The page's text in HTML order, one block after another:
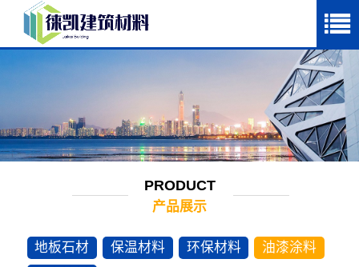
PRODUCT
产品展示
地板石材 保温材料 环保材料
油漆涂料